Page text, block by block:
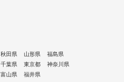
秋田県 山形県
福島県
千葉県 東京都
神奈川県
富山県
福井県